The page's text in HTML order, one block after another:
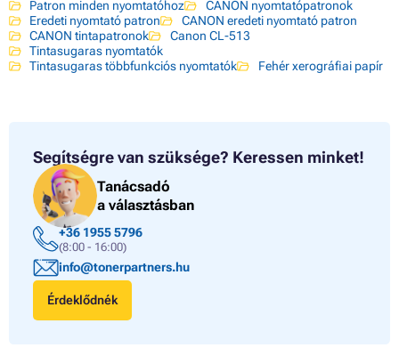
Patron minden nyomtatóhoz
CANON nyomtatópatronok
Eredeti nyomtató patron
CANON eredeti nyomtató patron
CANON tintapatronok
Canon CL-513
Tintasugaras nyomtatók
Tintasugaras többfunkciós nyomtatók
Fehér xerográfiai papír
Segítségre van szüksége? Keressen minket!
Tanácsadó
a választásban
+36 1955 5796
(8:00 - 16:00)
info@tonerpartners.hu
Érdeklődnék